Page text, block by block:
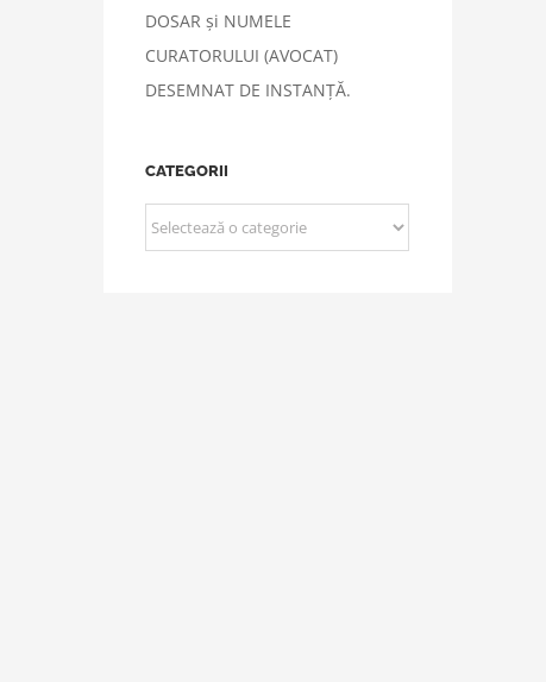
DOSAR și NUMELE
CURATORULUI (AVOCAT)
DESEMNAT DE INSTANȚĂ.
CATEGORII
CATEGORII